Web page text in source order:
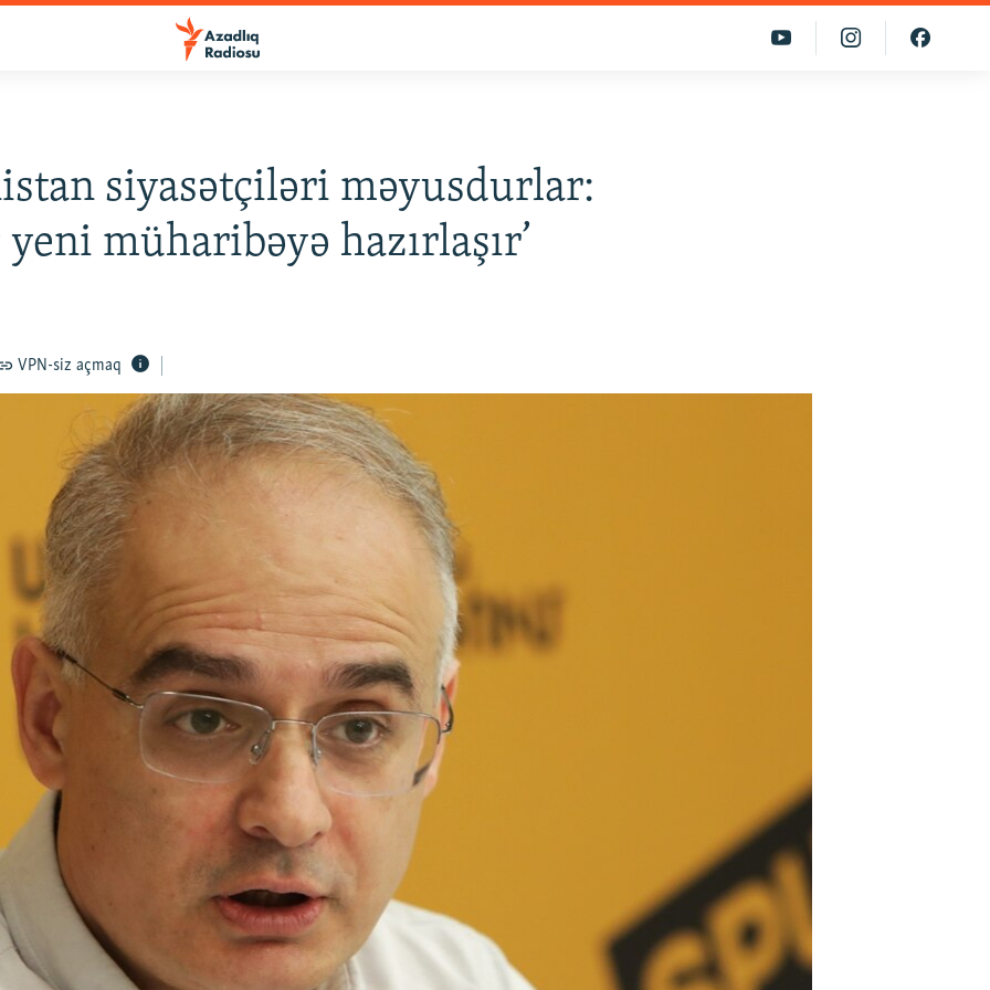
siyasətçiləri məyusdurlar:
yeni müharibəyə hazırlaşır’
VPN-siz açmaq